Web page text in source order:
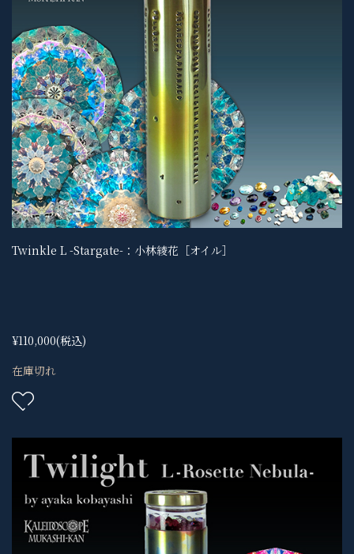
Twinkle L -Stargate-：小林綾花［オイル］
¥110,000(税込)
在庫切れ